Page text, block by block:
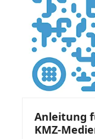
Anleitung
KMZ-